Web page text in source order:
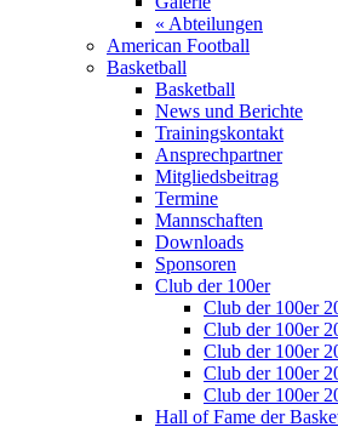
« Abteilungen
American Football
Basketball
Basketball
News und Berichte
Trainingskontakt
Ansprechpartner
Mitgliedsbeitrag
Termine
Mannschaften
Downloads
Sponsoren
Club der 100er
Club der 100er
Club der 100er
Club der 100er
Club der 100er
Club der 100er
Hall of Fame der